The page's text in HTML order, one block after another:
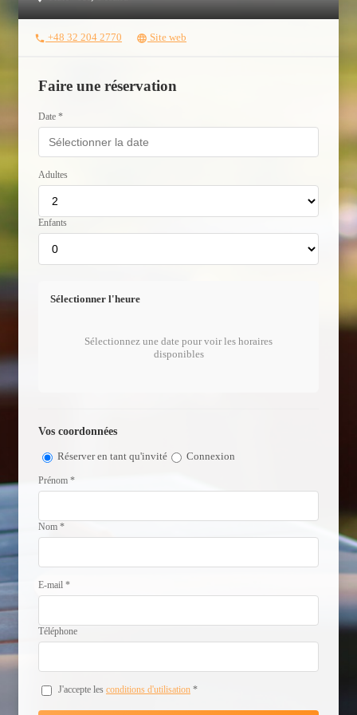
phone +48 32 204 2770 language Site web
Faire une réservation
Date *
Adultes
Enfants
Sélectionner l'heure
Sélectionnez une date pour voir les horaires
disponibles
Vos coordonnées
Réserver en tant qu'invité Connexion
Prénom *
Nom *
E-mail *
Téléphone
J'accepte les conditions d'utilisation *